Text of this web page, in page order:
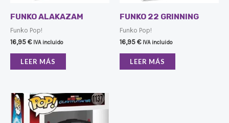
FUNKO ALAKAZAM
Funko Pop!
16,95€ IVA incluido
LEER MÁS
FUNKO 22 GRINNING
Funko Pop!
16,95€ IVA incluido
LEER MÁS